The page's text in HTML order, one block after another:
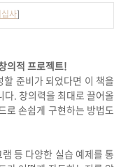
사]
의적 프로젝트!
준비가 되었다면 이 책을
다. 창의력을 최대로 끌어올
로 손쉽게 구현하는 방법도
등 다양한 실습 예제를 통